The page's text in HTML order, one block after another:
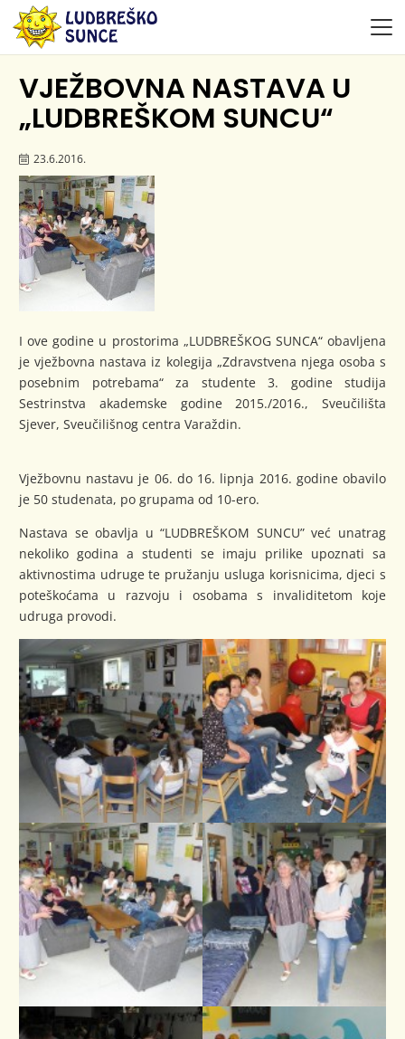
VJEŽBOVNA NASTAVA U
„LUDBREŠKOM SUNCU“
23.6.2016.
I ove godine u prostorima „LUDBREŠKOG SUNCA“ obavljena
je vježbovna nastava iz kolegija „Zdravstvena njega osoba s
posebnim potrebama“ za studente 3. godine studija
Sestrinstva akademske godine 2015./2016., Sveučilišta
Sjever, Sveučilišnog centra Varaždin.
Vježbovnu nastavu je 06. do 16. lipnja 2016. godine obavilo
je 50 studenata, po grupama od 10-ero.
Nastava se obavlja u “LUDBREŠKOM SUNCU” već unatrag
nekoliko godina a studenti se imaju prilike upoznati sa
aktivnostima udruge te pružanju usluga korisnicima, djeci s
poteškoćama u razvoju i osobama s invaliditetom koje
udruga provodi.